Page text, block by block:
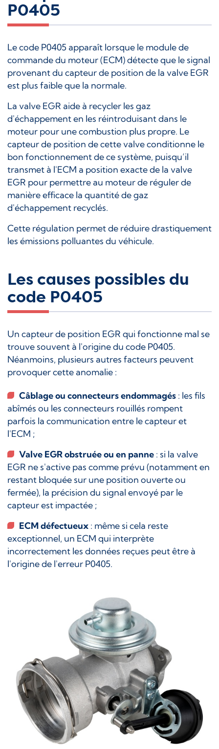
P0405
Le code P0405 apparaît lorsque le module de
commande du moteur (ECM) détecte que le signal
provenant du capteur de position de la valve EGR
est plus faible que la normale.
La valve EGR aide à recycler les gaz
d'échappement en les réintroduisant dans le
moteur pour une combustion plus propre. Le
capteur de position de cette valve conditionne le
bon fonctionnement de ce système, puisqu’il
transmet à l'ECM a position exacte de la valve
EGR pour permettre au moteur de réguler de
manière efficace la quantité de gaz
d'échappement recyclés.
Cette régulation permet de réduire drastiquement
les émissions polluantes du véhicule.
Les causes possibles du
code P0405
Un capteur de position EGR qui fonctionne mal se
trouve souvent à l'origine du code P0405.
Néanmoins, plusieurs autres facteurs peuvent
provoquer cette anomalie :
Câblage ou connecteurs endommagés : les fils
abîmés ou les connecteurs rouillés rompent
parfois la communication entre le capteur et
l'ECM ;
Valve EGR obstruée ou en panne : si la valve
EGR ne s'active pas comme prévu (notamment en
restant bloquée sur une position ouverte ou
fermée), la précision du signal envoyé par le
capteur est impactée ;
ECM défectueux : même si cela reste
exceptionnel, un ECM qui interprète
incorrectement les données reçues peut être à
l'origine de l'erreur P0405.